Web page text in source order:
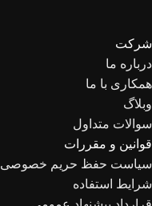
شرکت
درباره ما
همکاری با ما
وبلاگ
سوالات متداول
قوانین و مقررات
سیاست حفظ حریم خصوصی
شرایط استفاده